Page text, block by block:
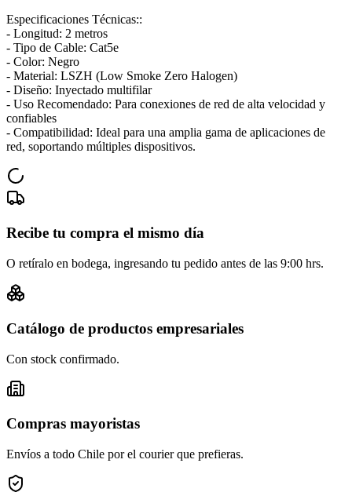
Especificaciones Técnicas::
- Longitud: 2 metros
- Tipo de Cable: Cat5e
- Color: Negro
- Material: LSZH (Low Smoke Zero Halogen)
- Diseño: Inyectado multifilar
- Uso Recomendado: Para conexiones de red de alta velocidad y
confiables
- Compatibilidad: Ideal para una amplia gama de aplicaciones de
red, soportando múltiples dispositivos.
Recibe tu compra el mismo día
O retíralo en bodega, ingresando tu pedido antes de las 9:00 hrs.
Catálogo de productos empresariales
Con stock confirmado.
Compras mayoristas
Envíos a todo Chile por el courier que prefieras.